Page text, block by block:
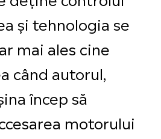
și tehnologia se
mai ales cine
când autorul,
încep să
motorului